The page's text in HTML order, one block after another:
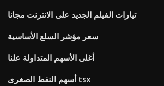
تيارات الفيلم الجديد على الانترنت مجانا
سعر مؤشر السلع الأساسية
أغلى الأسهم المتداولة علنا
أسهم النفط الصغرى tsx